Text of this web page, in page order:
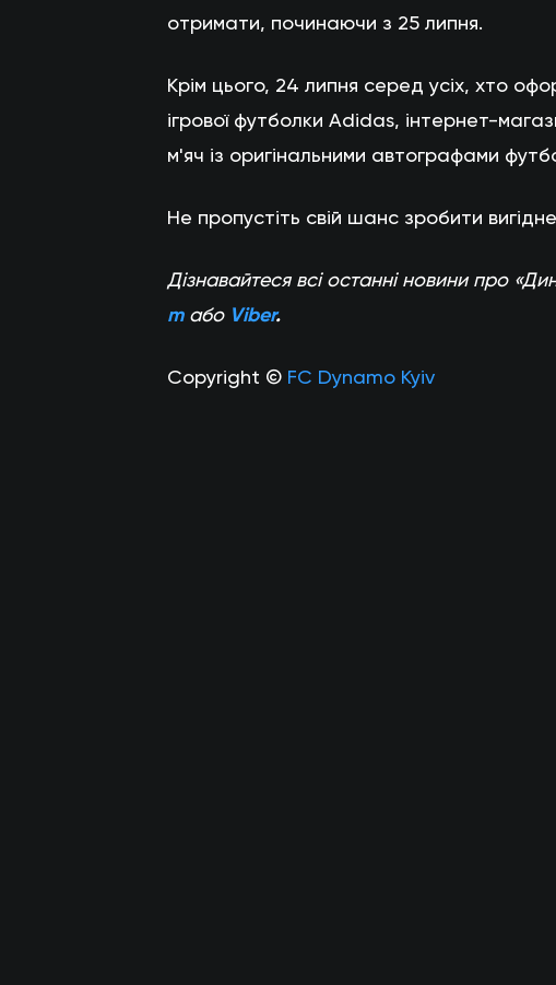
отримати, починаючи з 25 липня.
Крім цього, 24 липня серед усіх, хто
ігрової футболки Adidas, інтернет-
м'яч із оригінальними автографами
Не пропустіть свій шанс зробити
Дізнавайтеся всі останні новини про
mабо Viber.
Copyright © FC Dynamo Kyiv